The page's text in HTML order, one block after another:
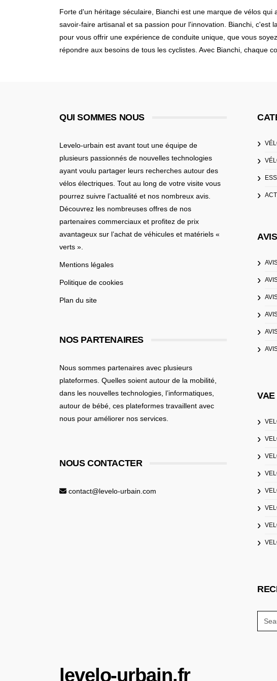
Forte d'un héritage séculaire, Bianchi est une marque de vélos
savoir-faire artisanal et sa passion pour l'innovation. Bianchi,
pour vous offrir une expérience de conduite unique, que vous
répondre aux besoins de tous les cyclistes. Avec Bianchi, chaque
QUI SOMMES NOUS
Levelo-urbain est avant tout une équipe de
plusieurs passionnés de nouvelles technologies
ayant voulu partager leurs recherches autour des
vélos électriques. Tout au long de votre visite vous
pourrez suivre l’actualité et nos nombreux avis.
Découvrez les nombreuses offres de nos
partenaires commerciaux et profitez de prix
avantageux sur l’achat de véhicules et matériels «
verts ».
Mentions légales
Politique de cookies
Plan du site
NOS PARTENAIRES
Nous sommes partenaires avec plusieurs
plateformes. Quelles soient autour de la mobilité,
dans les nouvelles technologies, l’informatiques,
autour de bébé, ces plateformes travaillent avec
nous pour améliorer nos services.
NOUS CONTACTER
contact@levelo-urbain.com
VAE
levelo-urbain.fr